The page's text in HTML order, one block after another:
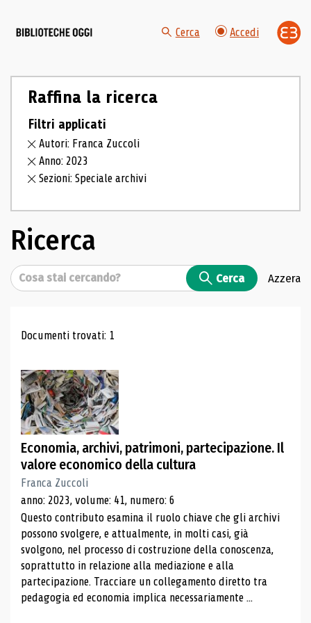
Cerca Accedi
Raffina la ricerca
Filtri applicati
Autori: Franca Zuccoli
Anno: 2023
Sezioni: Speciale archivi
Ricerca
Cerca Cerca Azzera
Risultati di ricerca
Documenti trovati: 1
Economia, archivi, patrimoni, partecipazione. Il
valore economico della cultura
Franca Zuccoli
anno: 2023, volume: 41, numero: 6
Questo contributo esamina il ruolo chiave che gli archivi
possono svolgere, e attualmente, in molti casi, già
svolgono, nel processo di costruzione della conoscenza,
soprattutto in relazione alla mediazione e alla
partecipazione. Tracciare un collegamento diretto tra
pedagogia ed economia implica necessariamente ...